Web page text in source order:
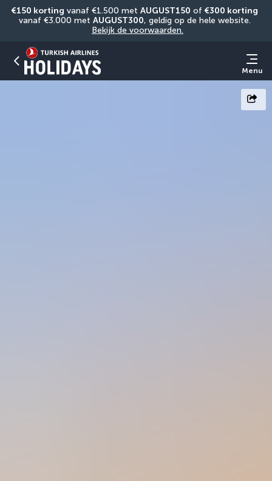
€150 korting vanaf €1.500 met AUGUST150 of €300 korting
vanaf €3.000 met AUGUST300
Bekijk de voorwaarden.
Menu